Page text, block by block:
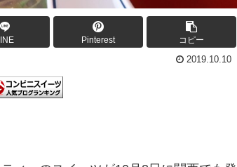
Pinterest コピー
2019.10.10